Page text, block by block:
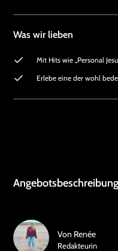
Was wir lieben
Mit Hits wie „Personal
Erlebe eine der wohl
Angebotsbeschreibung
Von Renée
Redakteurin